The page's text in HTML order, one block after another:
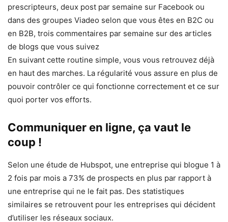
prescripteurs, deux post par semaine sur Facebook ou
dans des groupes Viadeo selon que vous êtes en B2C ou
en B2B, trois commentaires par semaine sur des articles
de blogs que vous suivez
En suivant cette routine simple, vous vous retrouvez déjà
en haut des marches. La régularité vous assure en plus de
pouvoir contrôler ce qui fonctionne correctement et ce sur
quoi porter vos efforts.
Communiquer en ligne, ça vaut le
coup !
Selon une étude de Hubspot, une entreprise qui blogue 1 à
2 fois par mois a 73% de prospects en plus par rapport à
une entreprise qui ne le fait pas. Des statistiques
similaires se retrouvent pour les entreprises qui décident
d’utiliser les réseaux sociaux.